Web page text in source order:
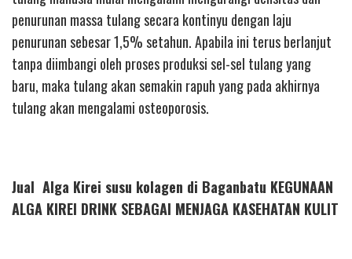
penurunan massa tulang secara kontinyu dengan laju
penurunan sebesar 1,5% setahun. Apabila ini terus berlanjut
tanpa diimbangi oleh proses produksi sel-sel tulang yang
baru, maka tulang akan semakin rapuh yang pada akhirnya
tulang akan mengalami osteoporosis.
Jual Alga Kirei susu kolagen di Baganbatu KEGUNAAN
ALGA KIREI DRINK SEBAGAI MENJAGA KASEHATAN KULIT